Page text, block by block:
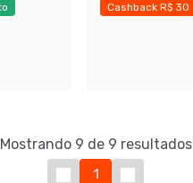
Cashback R$ 30
Mostrando 9 de 9 resultados
1